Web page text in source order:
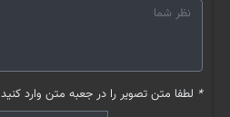
* لطفا متن تصویر را در جعبه متن وارد کنید